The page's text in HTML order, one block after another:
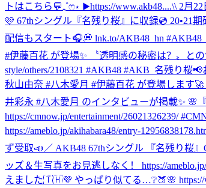
トはこちら💬₊˚ෆ⋆ ▶︎https://www.akb48....\\ 2月
🩷 67thシングル『名残り桜』に収録💿 20•21
配信もスタート🎧💭 lnk.to/AKB48_hn
#伊藤百花 が登場✨ 〝透明感の秘密は？〟と
style/others/2108321 #AKB48 #AKB_名残り桜📢
秋山由奈 #八木愛月 #伊藤百花 が登場します
井彩永 #八木愛月 のインタビューが掲載✨
https://cmnow.jp/entertainment/26021326239/
https://ameblo.jp/akihabara48/entry-
ず受取📣／ AKB48 67thシングル 『名残り桜
ッズ＆生写真をお見逃しなく！ https://
えました🇹🇭💜 やっぱり似てる…❔🍑🌸 https://